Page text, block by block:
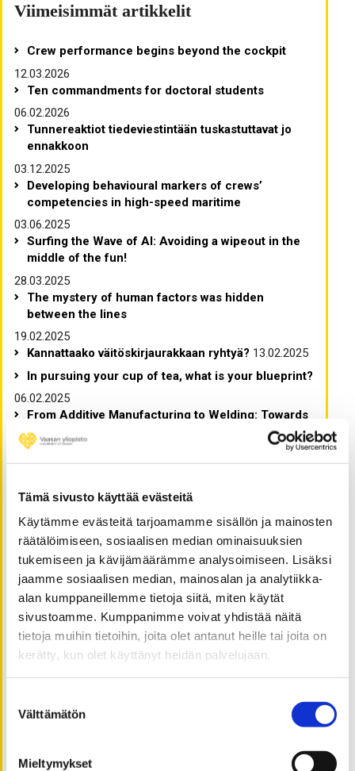
Tämä sivusto käyttää evästeitä
Käytämme evästeitä tarjoamamme sisällön ja mainosten
räätälöimiseen, sosiaalisen median ominaisuuksien
tukemiseen ja kävijämäärämme analysoimiseen. Lisäksi
jaamme sosiaalisen median, mainosalan ja analytiikka-
alan kumppaneillemme tietoja siitä, miten käytät
sivustoamme. Kumppanimme voivat yhdistää näitä
tietoja muihin tietoihin, joita olet antanut heille tai joita on
kerätty, kun olet käyttänyt heidän palvelujaan.
valinta
Välttämätön
Mieltymykset
Viimeisimmät artikkelit
Crew performance begins beyond the cockpit
12.03.2026
Ten commandments for doctoral students
06.02.2026
Tunnereaktiot tiedeviestintään tuskastuttavat jo
ennakkoon
03.12.2025
Developing behavioural markers of crews’
competencies in high-speed maritime
03.06.2025
Surfing the Wave of AI: Avoiding a wipeout in the
middle of the fun!
28.03.2025
The mystery of human factors was hidden
between the lines
19.02.2025
Kannattaako väitöskirjaurakkaan ryhtyä? 13.02.2025
In pursuing your cup of tea, what is your blueprint?
06.02.2025
From Additive Manufacturing to Welding: Towards
Optimal Productivity
19.06.2024
Julkishallinnon innovaatioiden haasteet:
hierarkkisuudesta kohti verkostoitunutta toimintaa
17.06.2024
Helppokäyttöinen kansalaisen käyttöliittymä
saavutettavassa sähköisessä asioinnissa
15.06.2024
Löytyisikö kompleksisuustieteistä ratkaisuja
hoitotyön johtamisen kehittämiseen?
13.06.2024
10.06.2024